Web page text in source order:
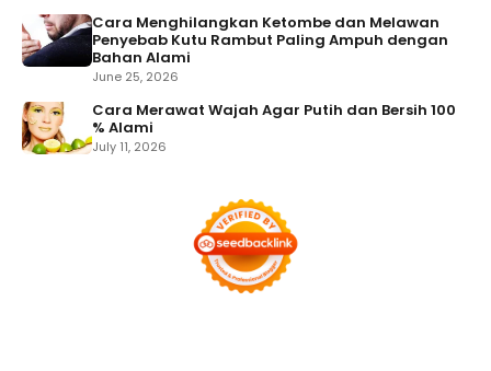
Cara Menghilangkan Ketombe dan Melawan
Penyebab Kutu Rambut Paling Ampuh dengan
Bahan Alami
June 25, 2026
Cara Merawat Wajah Agar Putih dan Bersih 100
% Alami
July 11, 2026